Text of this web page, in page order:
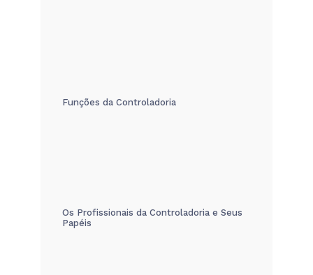
Funções da Controladoria
Os Profissionais da Controladoria e Seus
Papéis